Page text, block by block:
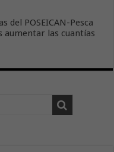
del POSEICAN-Pesca
aumentar las cuantías